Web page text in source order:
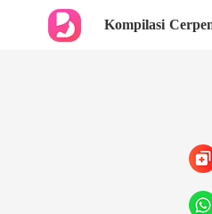
Kompilasi